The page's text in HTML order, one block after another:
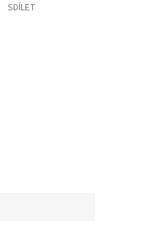
SDÍLET